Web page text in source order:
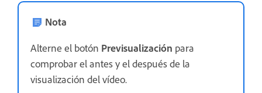
Nota
Alterne el botón Previsualización para
comprobar el antes y el después de la
visualización del vídeo.